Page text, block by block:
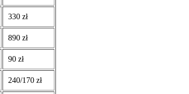
330 zł
890 zł
90 zł
240/170 zł